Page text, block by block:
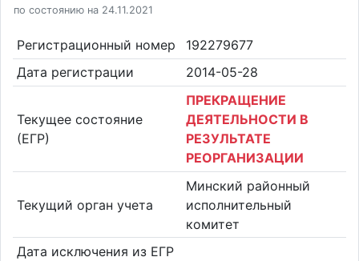
по состоянию на 24.11.2021
Регистрационный номер
192279677
Дата регистрации
2014-05-28
Текущее состояние
(ЕГР)
ПРЕКРАЩЕНИЕ
ДЕЯТЕЛЬНОСТИ В
РЕЗУЛЬТАТЕ
РЕОРГАНИЗАЦИИ
Текущий орган учета
Минский районный
исполнительный
комитет
Дата исключения из ЕГР